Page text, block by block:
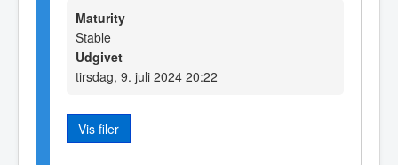
Maturity
Stable
Udgivet
tirsdag, 9. juli 2024 20:22
Vis filer